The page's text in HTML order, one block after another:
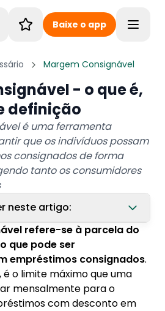
Baixe o app
Margem Consignável
- o que é,
definição
é uma ferramenta
que os indivíduos possam
consignados de forma
tanto os consumidores
neste artigo:
margem consignável no
a margem consignável?
conhecer a margem
refere-se à parcela do
que pode ser
empréstimos consignados.
o limite máximo que uma
mensalmente para o
com desconto em